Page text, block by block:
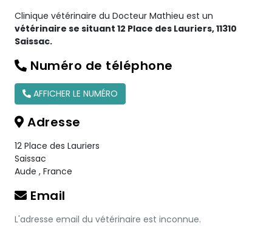
Clinique vétérinaire du Docteur Mathieu est un
vétérinaire se situant 12 Place des Lauriers, 11310
Saissac.
Numéro de téléphone
AFFICHER LE NUMÉRO
Adresse
12 Place des Lauriers
Saissac
Aude , France
Email
L'adresse email du vétérinaire est inconnue.